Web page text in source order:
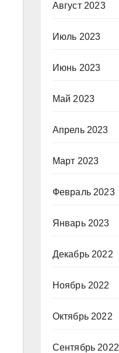
Август 2023
Июль 2023
Июнь 2023
Май 2023
Апрель 2023
Март 2023
Февраль 2023
Январь 2023
Декабрь 2022
Ноябрь 2022
Октябрь 2022
Сентябрь 2022